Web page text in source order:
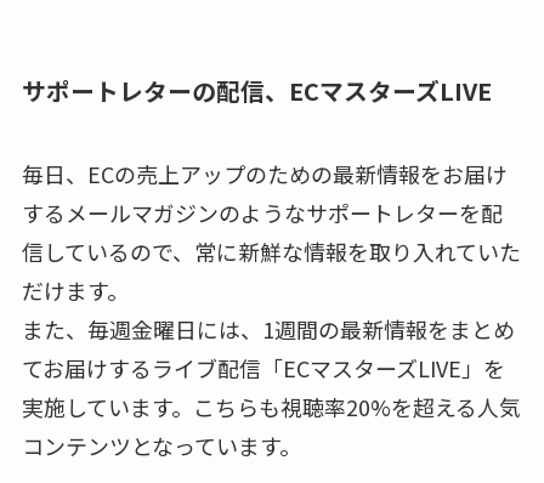
サポートレターの配信、ECマスターズLIVE
毎日、ECの売上アップのための最新情報をお届け
するメールマガジンのようなサポートレターを配
信しているので、常に新鮮な情報を取り入れていた
だけます。
また、毎週金曜日には、1週間の最新情報をまとめ
てお届けするライブ配信「ECマスターズLIVE」を
実施しています。こちらも視聴率20%を超える人気
コンテンツとなっています。